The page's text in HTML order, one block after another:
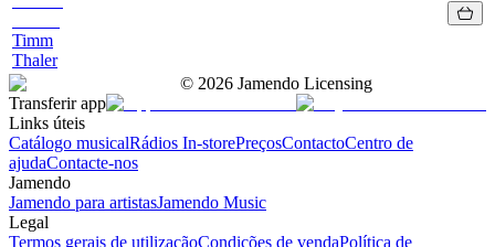
Timm
Thaler
© 2026 Jamendo Licensing
Transferir app
Links úteis
Catálogo musicalRádios In-storePreçosContactoCentro de
ajudaContacte-nos
Jamendo
Jamendo para artistasJamendo Music
Legal
Termos gerais de utilizaçãoCondições de vendaPolítica de